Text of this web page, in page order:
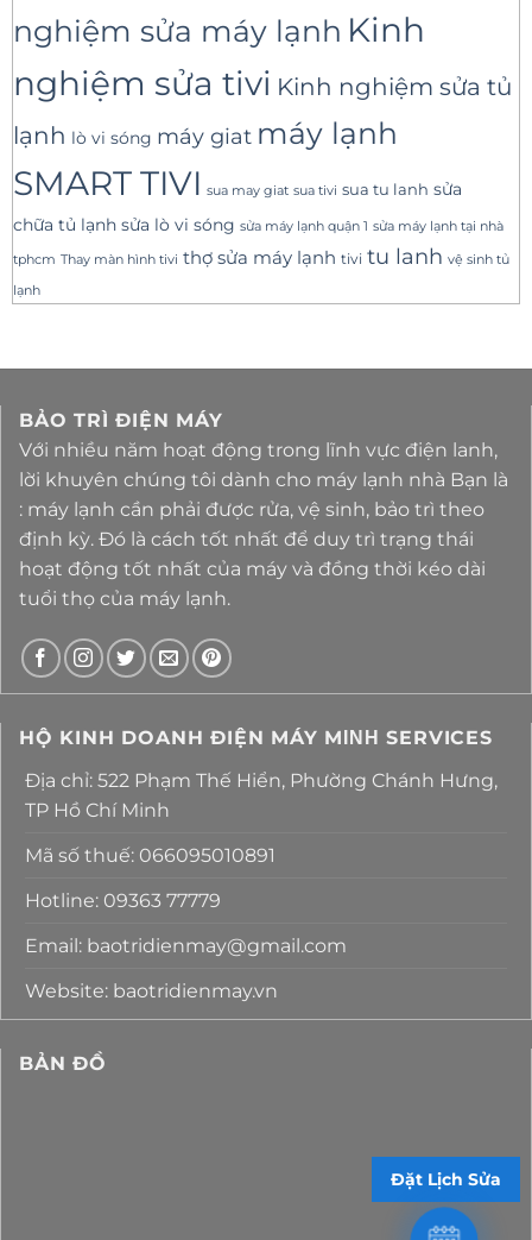
nghiệm sửa máy lạnh Kinh
nghiệm sửa tivi Kinh nghiệm sửa tủ
lạnh lò vi sóng máy giat máy lạnh
SMART TIVI sua may giat sua tivi sua tu lanh sửa
chữa tủ lạnh sửa lò vi sóng sửa máy lạnh quận 1 sửa máy lạnh tại nhà
tphcm Thay màn hình tivi thợ sửa máy lạnh tivi tu lanh vệ sinh tủ
lạnh
BẢO TRÌ ĐIỆN MÁY
Với nhiều năm hoạt động trong lĩnh vực điện lanh,
lời khuyên chúng tôi dành cho máy lạnh nhà Bạn là
: máy lạnh cần phải được rửa, vệ sinh, bảo trì theo
định kỳ. Đó là cách tốt nhất để duy trì trạng thái
hoạt động tốt nhất của máy và đồng thời kéo dài
tuổi thọ của máy lạnh.
HỘ KINH DOANH ĐIỆN MÁY MΙΝΗ SERVICES
Địa chỉ: 522 Phạm Thế Hiển, Phường Chánh Hưng,
TP Hồ Chí Minh
Mã số thuế: 066095010891
Hotline: 09363 77779
Email: baotridienmay@gmail.com
Website: baotridienmay.vn
BẢN ĐỒ
Đặt Lịch Sửa